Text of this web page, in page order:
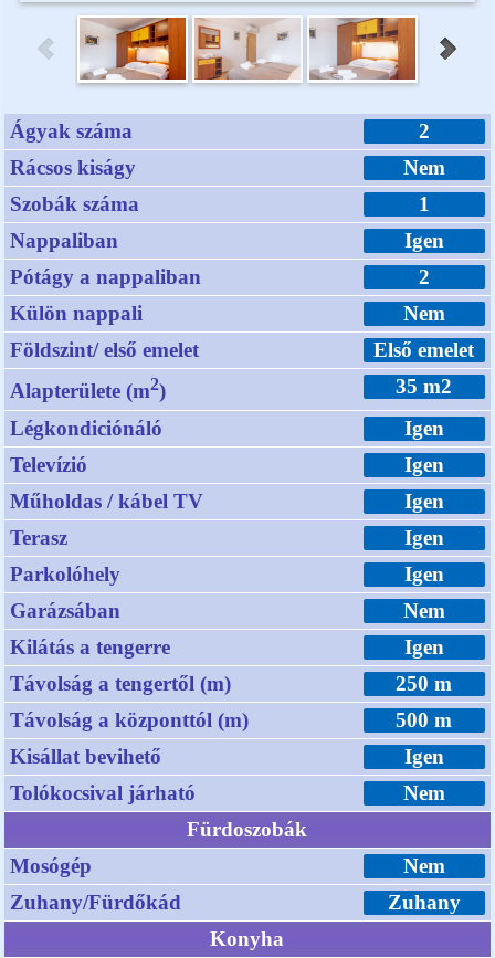
Ágyak száma
2
Rácsos kiságy
Nem
Szobák száma
1
Nappaliban
Igen
Pótágy a nappaliban
2
Külön nappali
Nem
Földszint/ első emelet
Első emelet
Alapterülete (m2)
35 m2
Légkondiciónáló
Igen
Televízió
Igen
Műholdas / kábel TV
Igen
Terasz
Igen
Parkolóhely
Igen
Garázsában
Nem
Kilátás a tengerre
Igen
Távolság a tengertől (m)
250 m
Távolság a központtól (m)
500 m
Kisállat bevihető
Igen
Tolókocsival járható
Nem
Fürdoszobák
Mosógép
Nem
Zuhany/Fürdőkád
Zuhany
Konyha